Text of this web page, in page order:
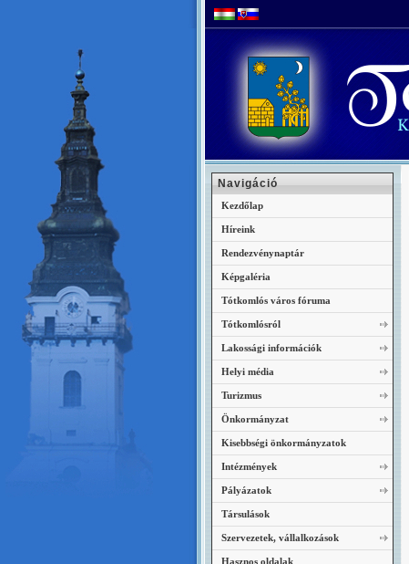
Navigáció
Kezdőlap
Híreink
Rendezvénynaptár
Képgaléria
Tótkomlós város fóruma
Tótkomlósról
Lakossági információk
Helyi média
Turizmus
Önkormányzat
Kisebbségi önkormányzatok
Intézmények
Pályázatok
Társulások
Szervezetek, vállalkozások
Hasznos oldalak